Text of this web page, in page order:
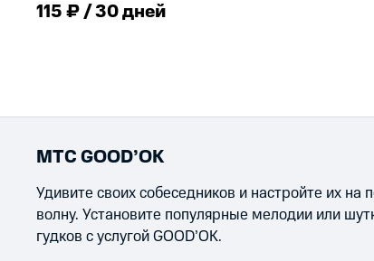
115 ₽ / 30 дней
МТС GOOD’OK
Удивите своих собеседников и настройте их на
волну. Установите популярные мелодии или
гудков с услугой GOOD’OK.